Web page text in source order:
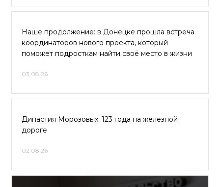
Наше продолжение: в Донецке прошла встреча
координаторов нового проекта, который
поможет подросткам найти своё место в жизни
03.08.26
Династия Морозовых: 123 года на железной
дороге
02.08.26